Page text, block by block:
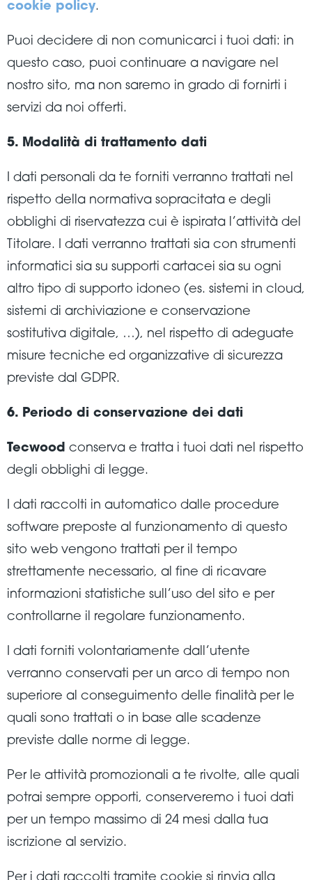
cookie policy.
Puoi decidere di non comunicarci i tuoi dati: in
questo caso, puoi continuare a navigare nel
nostro sito, ma non saremo in grado di fornirti i
servizi da noi offerti.
5. Modalità di trattamento dati
I dati personali da te forniti verranno trattati nel
rispetto della normativa sopracitata e degli
obblighi di riservatezza cui è ispirata l’attività del
Titolare. I dati verranno trattati sia con strumenti
informatici sia su supporti cartacei sia su ogni
altro tipo di supporto idoneo (es. sistemi in cloud,
sistemi di archiviazione e conservazione
sostitutiva digitale, …), nel rispetto di adeguate
misure tecniche ed organizzative di sicurezza
previste dal GDPR.
6. Periodo di conservazione dei dati
Tecwood conserva e tratta i tuoi dati nel rispetto
degli obblighi di legge.
I dati raccolti in automatico dalle procedure
software preposte al funzionamento di questo
sito web vengono trattati per il tempo
strettamente necessario, al fine di ricavare
informazioni statistiche sull’uso del sito e per
controllarne il regolare funzionamento.
I dati forniti volontariamente dall’utente
verranno conservati per un arco di tempo non
superiore al conseguimento delle finalità per le
quali sono trattati o in base alle scadenze
previste dalle norme di legge.
Per le attività promozionali a te rivolte, alle quali
potrai sempre opporti, conserveremo i tuoi dati
per un tempo massimo di 24 mesi dalla tua
iscrizione al servizio.